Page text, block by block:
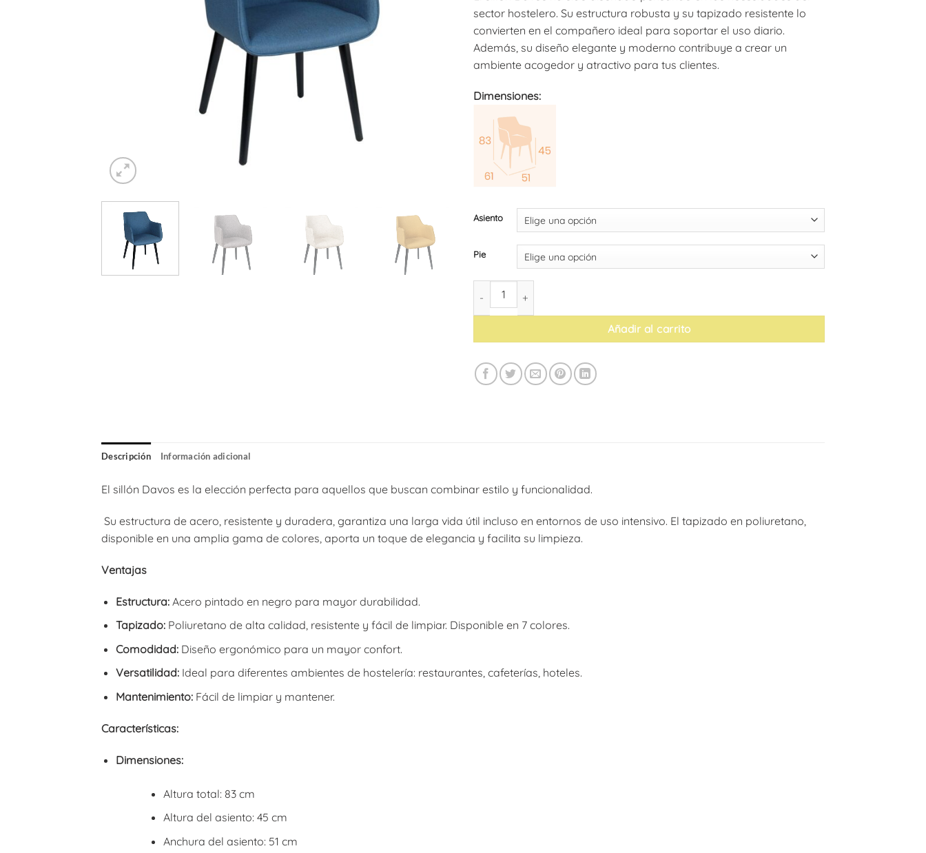
sector hostelero. Su estructura robusta y su tapizado resistente lo
convierten en el compañero ideal para soportar el uso diario.
Además, su diseño elegante y moderno contribuye a crear un
ambiente acogedor y atractivo para tus clientes.
Dimensiones:
Asiento
Pie
Sillón Davos (pack de 4) cantidad
Añadir al carrito
Descripción Información adicional
El sillón Davos es la elección perfecta para aquellos que buscan combinar estilo y funcionalidad.
Su estructura de acero, resistente y duradera, garantiza una larga vida útil incluso en entornos de uso intensivo. El tapizado en poliuretano,
disponible en una amplia gama de colores, aporta un toque de elegancia y facilita su limpieza.
Ventajas
Estructura:Acero pintado en negro para mayor durabilidad.
Tapizado:Poliuretano de alta calidad, resistente y fácil de limpiar. Disponible en 7 colores.
Comodidad:Diseño ergonómico para un mayor confort.
Versatilidad:Ideal para diferentes ambientes de hostelería: restaurantes, cafeterías, hoteles.
Mantenimiento:Fácil de limpiar y mantener.
Características:
Dimensiones:
Altura total: 83 cm
Altura del asiento: 45 cm
Anchura del asiento: 51 cm